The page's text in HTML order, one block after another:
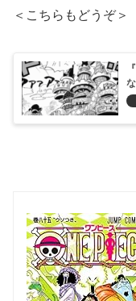
＜こちらもどうぞ＞